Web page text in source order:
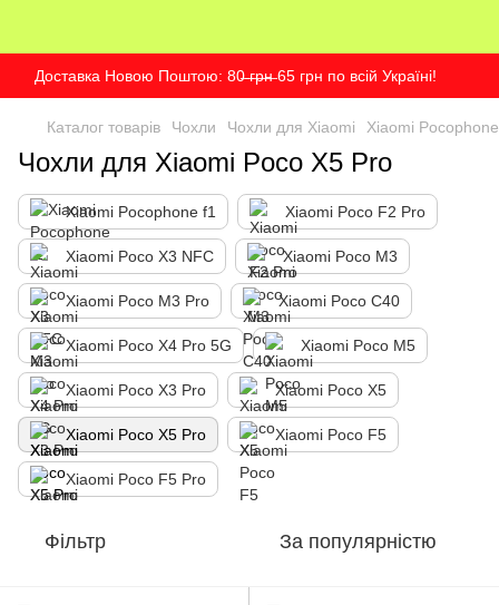
Доставка Новою Поштою: 80̶ ̶г̶р̶н̶ 65 грн по всій Україні!
Каталог товарів Чохли Чохли для Xiaomi Xiaomi Pocophone
Чохли для Xiaomi Poco X5 Pro
Xiaomi Pocophone f1 Xiaomi Poco F2 Pro
Xiaomi Poco X3 NFC Xiaomi Poco M3
Xiaomi Poco M3 Pro Xiaomi Poco C40
Xiaomi Poco X4 Pro 5G Xiaomi Poco M5
Xiaomi Poco X3 Pro Xiaomi Poco X5
Xiaomi Poco X5 Pro Xiaomi Poco F5
Xiaomi Poco F5 Pro
Фільтр За популярністю